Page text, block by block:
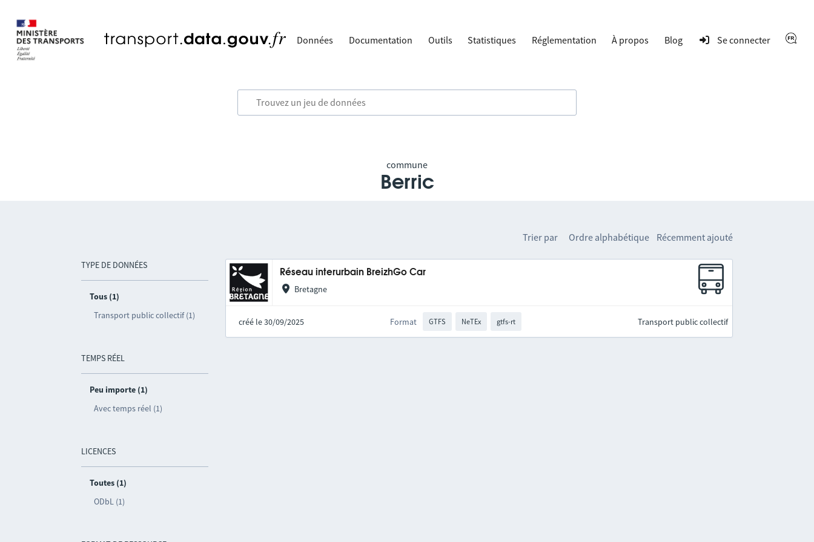
Données Documentation Outils Statistiques Réglementation À propos Blog Se connecter
commune
Berric
TYPE DE DONNÉES
Tous (1)
Transport public collectif (1)
TEMPS RÉEL
Peu importe (1)
Avec temps réel (1)
LICENCES
Toutes (1)
ODbL (1)
Trier par Ordre alphabétique Récemment ajouté
Réseau interurbain BreizhGo Car
Bretagne
créé le 30/09/2025 Format GTFS NeTEx gtfs-rt Transport public collectif